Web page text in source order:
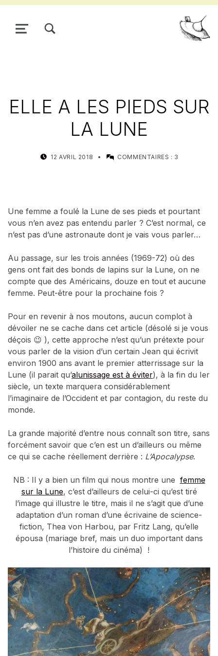
Pour
MENU
ELLE A LES PIEDS SUR
LA LUNE
12 AVRIL 2018 WRITTEN BY:
MEALIN
COMMENTAIRES : 3
Une femme a foulé la Lune de ses pieds et pourtant
vous n’en avez pas entendu parler ? C’est normal, ce
n’est pas d’une astronaute dont je vais vous parler…
Au passage, sur les trois années (1969-72) où des
gens ont fait des bonds de lapins sur la Lune, on ne
compte que des Américains, douze en tout et aucune
femme. Peut-être pour la prochaine fois ?
Pour en revenir à nos moutons, aucun complot à
dévoiler ne se cache dans cet article (désolé si je vous
déçois 😉 ), cette approche n’est qu’un prétexte pour
vous parler de la vision d’un certain Jean qui écrivit
environ 1900 ans avant le premier atterrissage sur la
Lune (il parait qu’alunissage est à éviter), à la fin du Ier
siècle, un texte marquera considérablement
l’imaginaire de l’Occident et par contagion, du reste du
monde.
La grande majorité d’entre nous connaît son titre, sans
forcément savoir que c’en est un d’ailleurs ou même
ce qui se cache réellement derrière : L’Apocalypse.
NB : Il y a bien un film qui nous montre une femme
sur la Lune, c’est d’ailleurs de celui-ci qu’est tiré
l’image qui illustre le titre, mais il ne s’agit que d’une
adaptation d’un roman d’une écrivaine de science-
fiction, Thea von Harbou, par Fritz Lang, qu’elle
épousa (mariage bref, mais un duo important dans
l’histoire du cinéma) !